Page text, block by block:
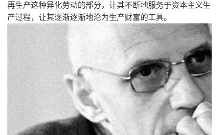
再生产这种异化劳动的部分，让其不断地服务于资本主义生
产过程，让其逐渐逐渐地沦为生产财富的工具。